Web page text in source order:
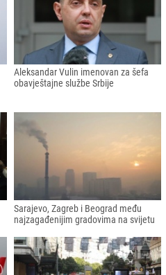
Aleksandar Vulin imenovan za šefa
obavještajne službe Srbije
Sarajevo, Zagreb i Beograd među
najzagađenijim gradovima na svijetu